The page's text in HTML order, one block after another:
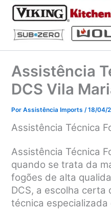
Assistência
DCS Vila
PorAssistência Imports/18/04/
Assistência Técnica
Assistência Técnica
quando se trata da
fogões de alta
DCS, a escolha certa
técnica especializada